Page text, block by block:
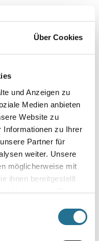
Über Cookies
und Anzeigen zu
Medien anbieten
Website zu
Informationen zu Ihrer
Partner für
weiter. Unsere
möglicherweise mit
ihnen bereitgestellt
Nutzung der Dienste